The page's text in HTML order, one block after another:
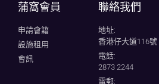
蒲窩會員
申請會籍
設施租用
會訊
聯絡我們
地址:
香港仔大道116號
電話:
2873 2244
電郵: